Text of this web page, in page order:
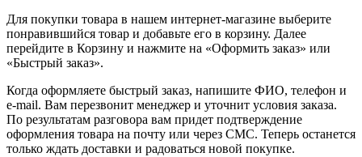
Для покупки товара в нашем интернет-магазине выберите
понравившийся товар и добавьте его в корзину. Далее
перейдите в Корзину и нажмите на «Оформить заказ» или
«Быстрый заказ».
Когда оформляете быстрый заказ, напишите ФИО, телефон и
e-mail. Вам перезвонит менеджер и уточнит условия заказа.
По результатам разговора вам придет подтверждение
оформления товара на почту или через СМС. Теперь останется
только ждать доставки и радоваться новой покупке.